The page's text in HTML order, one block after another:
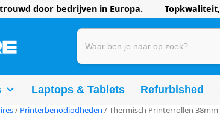
door bedrijven in Europa.
Laptops & Tablets Refurbished
/ Printerbenodigdheden / Thermisch Printerrollen 38mm